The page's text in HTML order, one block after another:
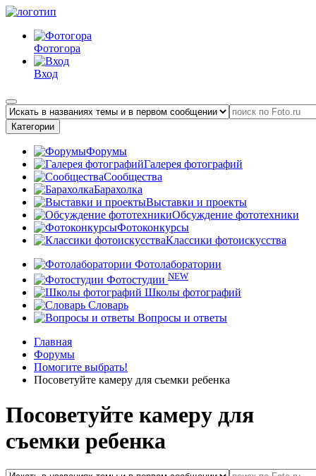
Фотогора
Вход
Категории
Форумы
Галерея фотографий
Сообщества
Барахолка
Выставки и проекты
Обсуждение фототехники
Фотоконкурсы
Классики фотоискусства
Фотолаборатории
Фотостудии NEW
Школы фотографий
Словарь
Вопросы и ответы
Главная
Форумы
Помогите выбрать!
Посоветуйте камеру для съемки ребенка
Посоветуйте камеру для
съемки ребенка